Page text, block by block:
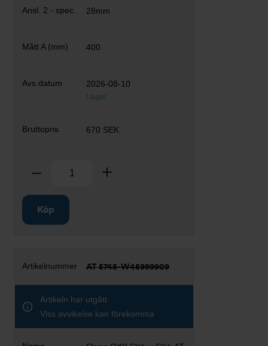
28mm
400
2026-08-10
I lager
670 SEK
Ta bort
Köp
AT 5745-W45999909
Artikeln har utgått
Viss avvikelse kan förekomma